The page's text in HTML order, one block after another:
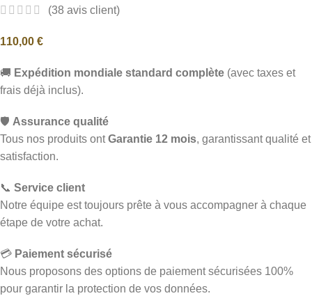
(38 avis client)
110,00 €
🚚 Expédition mondiale standard complète (avec taxes et
frais déjà inclus).
🛡️ Assurance qualité
Tous nos produits ontGarantie 12 mois, garantissant qualité et
satisfaction.
📞 Service client
Notre équipe est toujours prête à vous accompagner à chaque
étape de votre achat.
💳 Paiement sécurisé
Nous proposons des options de paiement sécurisées 100%
pour garantir la protection de vos données.